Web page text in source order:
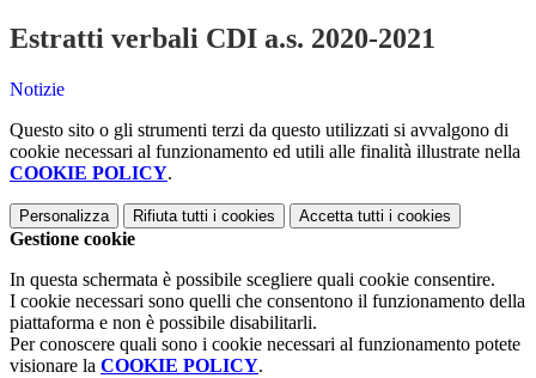
Estratti verbali CDI a.s. 2020-2021
Notizie
Questo sito o gli strumenti terzi da questo utilizzati si avvalgono di
cookie necessari al funzionamento ed utili alle finalità illustrate nella
COOKIE POLICY.
Personalizza Rifiuta tutti i cookies Accetta tutti i cookies
Gestione cookie
In questa schermata è possibile scegliere quali cookie consentire.
I cookie necessari sono quelli che consentono il funzionamento della
piattaforma e non è possibile disabilitarli.
Per conoscere quali sono i cookie necessari al funzionamento potete
visionare la COOKIE POLICY.